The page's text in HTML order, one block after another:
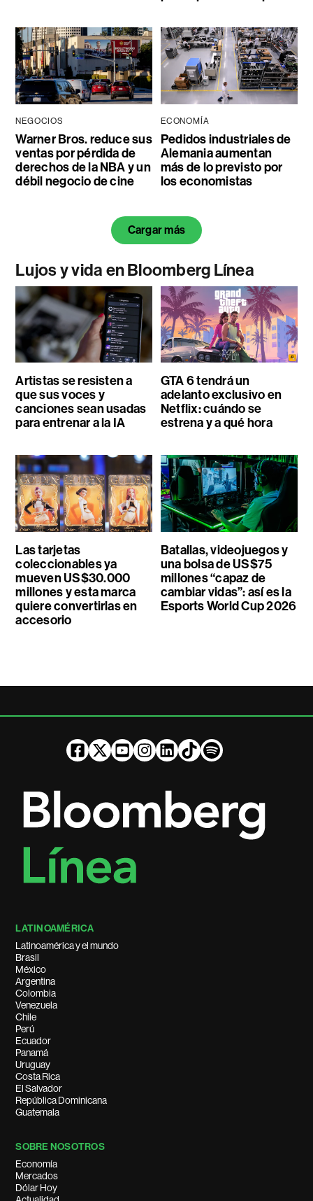
NEGOCIOS
Warner Bros. reduce sus
ventas por pérdida de
derechos de la NBA y un
débil negocio de cine
ECONOMÍA
Pedidos industriales de
Alemania aumentan
más de lo previsto por
los economistas
Cargar más
Lujos y vida en Bloomberg Línea
Artistas se resisten a
que sus voces y
canciones sean usadas
para entrenar a la IA
GTA 6 tendrá un
adelanto exclusivo en
Netflix: cuándo se
estrena y a qué hora
Las tarjetas
coleccionables ya
mueven US$30.000
millones y esta marca
quiere convertirlas en
accesorio
Batallas, videojuegos y
una bolsa de US$75
millones “capaz de
cambiar vidas”: así es la
Esports World Cup 2026
LATINOAMÉRICA
Latinoamérica y el mundo
Brasil
México
Argentina
Colombia
Venezuela
Chile
Perú
Ecuador
Panamá
Uruguay
Costa Rica
El Salvador
República Dominicana
Guatemala
SOBRE NOSOTROS
Economía
Mercados
Dólar Hoy